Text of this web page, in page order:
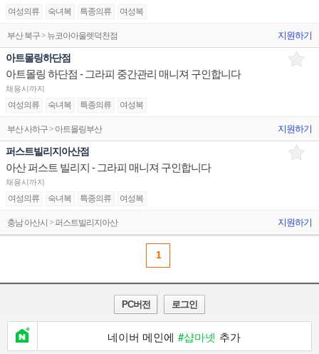
여성의류 숙녀복 특종의류 여성복
부산 북구 > 뉴코아아울렛덕천점 지원하기
아트몰링하단점
아트몰링 하단점 - 그라피 중간관리 매니져 구인합니다
채용시까지
여성의류 숙녀복 특종의류 여성복
부산 사하구 > 아트몰링부산 지원하기
퍼스트빌리지아산점
아산 퍼스트 빌리지 - 그라피 매니져 구인합니다
채용시까지
여성의류 숙녀복 특종의류 여성복
충남 아산시 > 퍼스트빌리지아산 지원하기
1
PC버전 로그인
네이버 메인에 #샵마넷 추가